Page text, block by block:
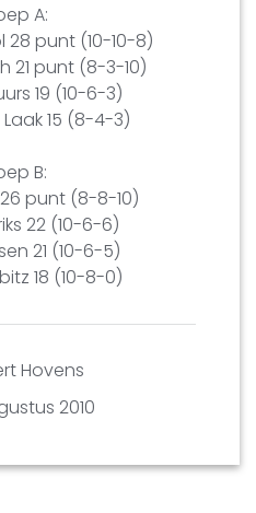
A:
28 punt (10-10-8)
21 punt (8-3-10)
19 (10-6-3)
15 (8-4-3)
B:
26 punt (8-8-10)
22 (10-6-6)
21 (10-6-5)
18 (10-8-0)
Hovens
2010